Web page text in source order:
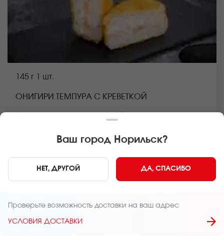
145 г 1 шт.
ОНИГИРИ ТЕМПУРА С КРЕВЕТКОЙ
фото на сайте.Ваш город Норильск?
НЕТ, ДРУГОЙ ДА, СПАСИБО
Проверьте возможность доставки на ваш адрес
УСЛОВИЯ ДОСТАВКИ